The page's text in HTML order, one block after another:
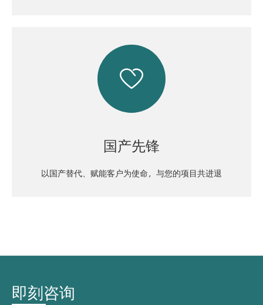

国产先锋
以国产替代、赋能客户为使命，与您的项目共进退
即刻咨询